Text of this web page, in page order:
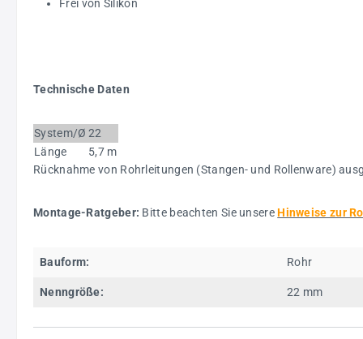
Frei von Silikon
Technische Daten
System/Ø 22
Länge
5,7 m
Rücknahme von Rohrleitungen (Stangen- und Rollenware)
Montage-Ratgeber: Bitte beachten Sie unsereHinweise zur
Bauform: Rohr
Nenngröße: 22 mm